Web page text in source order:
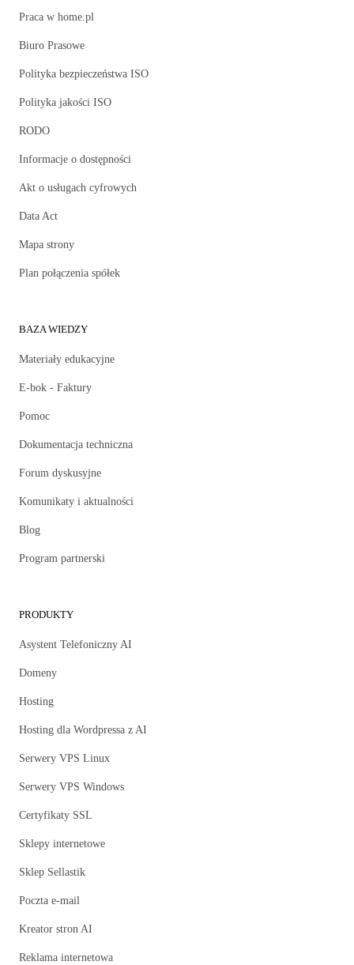
Praca w home.pl
Biuro Prasowe
Polityka bezpieczeństwa ISO
Polityka jakości ISO
RODO
Informacje o dostępności
Akt o usługach cyfrowych
Data Act
Mapa strony
Plan połączenia spółek
BAZA WIEDZY
Materiały edukacyjne
E-bok - Faktury
Pomoc
Dokumentacja techniczna
Forum dyskusyjne
Komunikaty i aktualności
Blog
Program partnerski
PRODUKTY
Asystent Telefoniczny AI
Domeny
Hosting
Hosting dla Wordpressa z AI
Serwery VPS Linux
Serwery VPS Windows
Certyfikaty SSL
Sklepy internetowe
Sklep Sellastik
Poczta e-mail
Kreator stron AI
Reklama internetowa